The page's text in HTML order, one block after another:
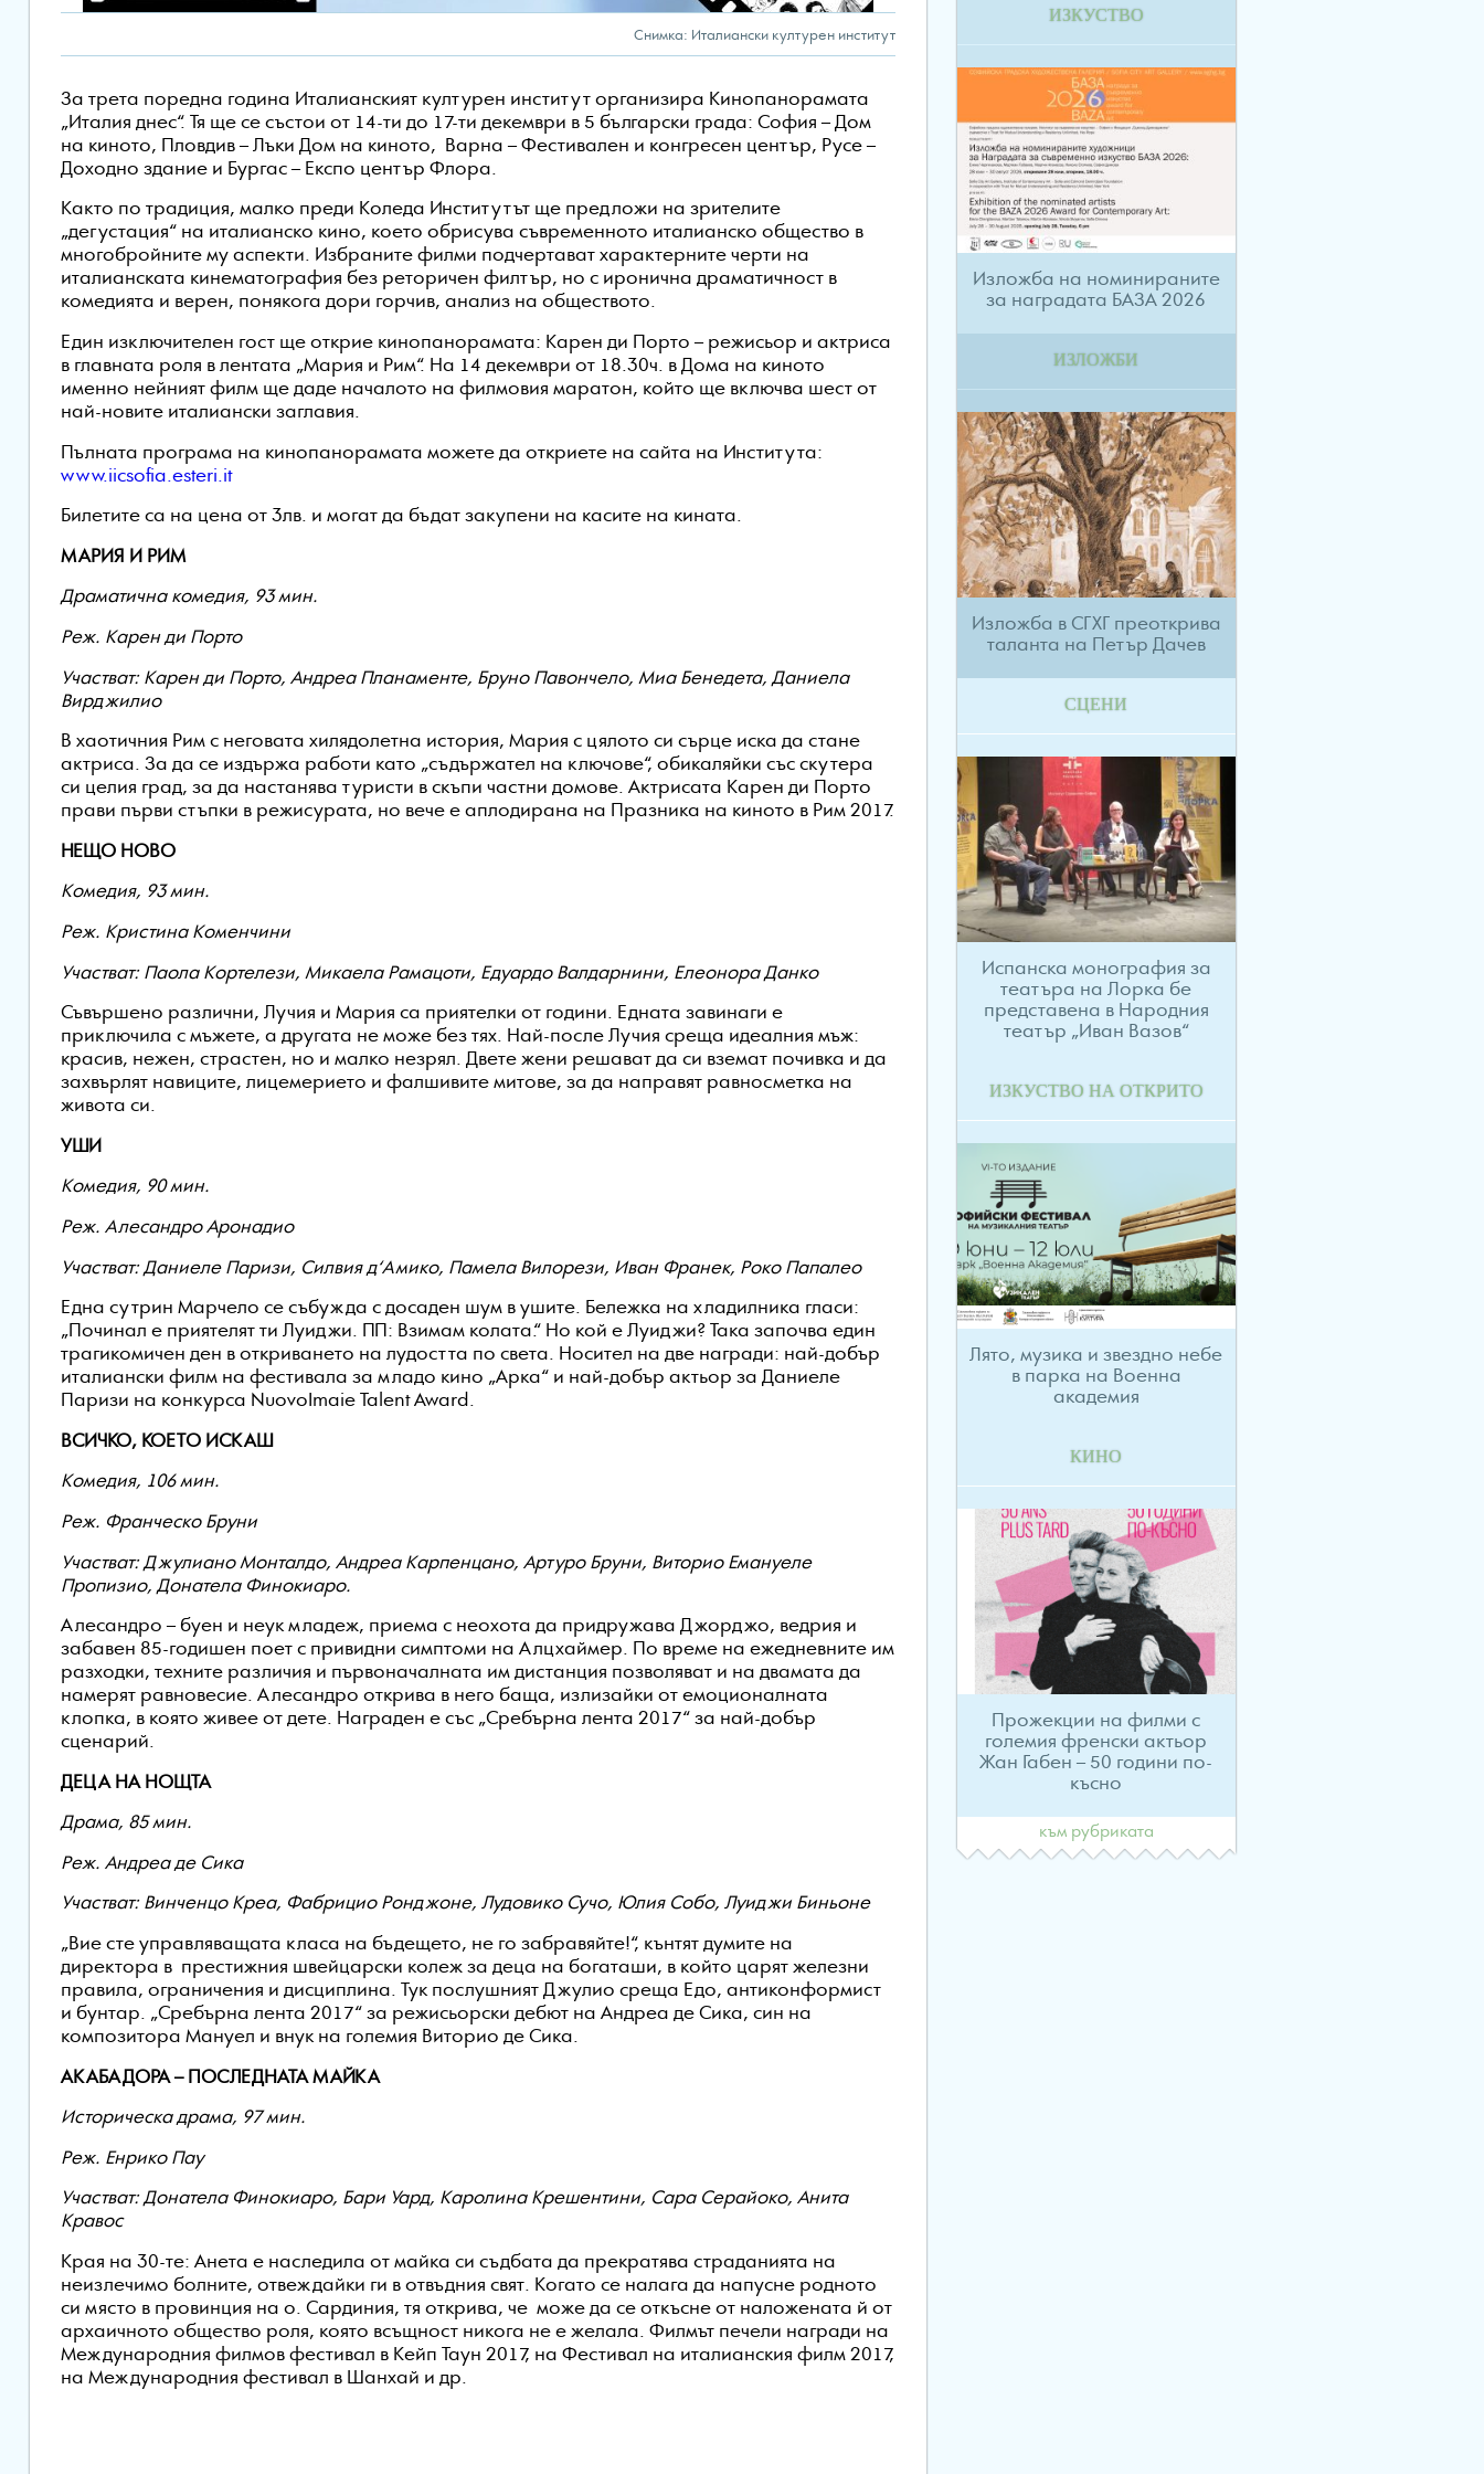
Снимка: Италиански културен институт
За трета поредна година Италианският културен институт организира Кинопанорамата
„Италия днес“. Тя ще се състои от 14-ти до 17-ти декември в 5 български града: София – Дом
на киното, Пловдив – Лъки Дом на киното, Варна – Фестивален и конгресен център, Русе –
Доходно здание и Бургас – Експо център Флора.
Както по традиция, малко преди Коледа Институтът ще предложи на зрителите
„дегустация“ на италианско кино, което обрисува съвременното италианско общество в
многобройните му аспекти. Избраните филми подчертават характерните черти на
италианската кинематография без реторичен филтър, но с иронична драматичност в
комедията и верен, понякога дори горчив, анализ на обществото.
Един изключителен гост ще открие кинопанорамата: Карен ди Порто – режисьор и актриса
в главната роля в лентата „Мария и Рим“. На 14 декември от 18.30ч. в Дома на киното
именно нейният филм ще даде началото на филмовия маратон, който ще включва шест от
най-новите италиански заглавия.
Пълната програма на кинопанорамата можете да откриете на сайта на Института:
www.iicsofia.esteri.it
Билетите са на цена от 3лв. и могат да бъдат закупени на касите на кината.
МАРИЯ И РИМ
Драматична комедия, 93 мин.
Реж. Карен ди Порто
Участват: Карен ди Порто, Андреа Планаменте, Бруно Павончело, Миа Бенедета, Даниела
Вирджилио
В хаотичния Рим с неговата хилядолетна история, Мария с цялото си сърце иска да стане
актриса. За да се издържа работи като „съдържател на ключове“, обикаляйки със скутера
си целия град, за да настанява туристи в скъпи частни домове. Актрисата Карен ди Порто
прави първи стъпки в режисурата, но вече е аплодирана на Празника на киното в Рим 2017.
НЕЩО НОВО
Комедия, 93 мин.
Реж. Кристина Коменчини
Участват: Паола Кортелези, Микаела Рамацоти, Едуардо Валдарнини, Елеонора Данко
Съвършено различни, Лучия и Мария са приятелки от години. Едната завинаги е
приключила с мъжете, а другата не може без тях. Най-после Лучия среща идеалния мъж:
красив, нежен, страстен, но и малко незрял. Двете жени решават да си вземат почивка и да
захвърлят навиците, лицемерието и фалшивите митове, за да направят равносметка на
живота си.
УШИ
Комедия, 90 мин.
Реж. Алесандро Аронадио
Участват: Даниеле Паризи, Силвия д‘Амико, Памела Вилорези, Иван Франек, Роко Папалео
Една сутрин Марчело се събужда с досаден шум в ушите. Бележка на хладилника гласи:
„Починал е приятелят ти Луиджи. ПП: Взимам колата.“ Но кой е Луиджи? Така започва един
трагикомичен ден в откриването на лудостта по света. Носител на две награди: най-добър
италиански филм на фестивала за младо кино „Арка“ и най-добър актьор за Даниеле
Паризи на конкурса NuovoImaie Talent Award.
ВСИЧКО, КОЕТО ИСКАШ
Комедия, 106 мин.
Реж. Франческо Бруни
Участват: Джулиано Монталдо, Андреа Карпенцано, Артуро Бруни, Виторио Емануеле
Пропизио, Донатела Финокиаро.
Алесандро – буен и неук младеж, приема с неохота да придружава Джорджо, ведрия и
забавен 85-годишен поет с привидни симптоми на Алцхаймер. По време на ежедневните им
разходки, техните различия и първоначалната им дистанция позволяват и на двамата да
намерят равновесие. Алесандро открива в него баща, излизайки от емоционалната
клопка, в която живее от дете. Награден е със „Сребърна лента 2017“ за най-добър
сценарий.
ДЕЦА НА НОЩТА
Драма, 85 мин.
Реж. Андреа де Сика
Участват: Винченцо Креа, Фабрицио Ронджоне, Лудовико Сучо, Юлия Собо, Луиджи Биньоне
„Вие сте управляващата класа на бъдещето, не го забравяйте!“, кънтят думите на
директора в престижния швейцарски колеж за деца на богаташи, в който царят железни
правила, ограничения и дисциплина. Тук послушният Джулио среща Едо, антиконформист
и бунтар. „Сребърна лента 2017“ за режисьорски дебют на Андреа де Сика, син на
композитора Мануел и внук на големия Виторио де Сика.
АКАБАДОРА – ПОСЛЕДНАТА МАЙКА
Историческа драма, 97 мин.
Реж. Енрико Пау
Участват: Донатела Финокиаро, Бари Уард, Каролина Крешентини, Сара Серайоко, Анита
Кравос
Края на 30-те: Анета е наследила от майка си съдбата да прекратява страданията на
неизлечимо болните, отвеждайки ги в отвъдния свят. Когато се налага да напусне родното
си място в провинция на о. Сардиния, тя открива, че може да се откъсне от наложената й от
архаичното общество роля, която всъщност никога не е желала. Филмът печели награди на
Международния филмов фестивал в Кейп Таун 2017, на Фестивал на италианския филм 2017,
на Международния фестивал в Шанхай и др.
ИЗКУСТВО
Изложба на номинираните
за наградата БАЗА 2026
ИЗЛОЖБИ
Изложба в СГХГ преоткрива
таланта на Петър Дачев
СЦЕНИ
Испанска монография за
театъра на Лорка бе
представена в Народния
театър „Иван Вазов“
ИЗКУСТВО НА ОТКРИТО
Лято, музика и звездно небе
в парка на Военна
академия
КИНО
Прожекции на филми с
големия френски актьор
Жан Габен – 50 години по-
късно
към рубриката